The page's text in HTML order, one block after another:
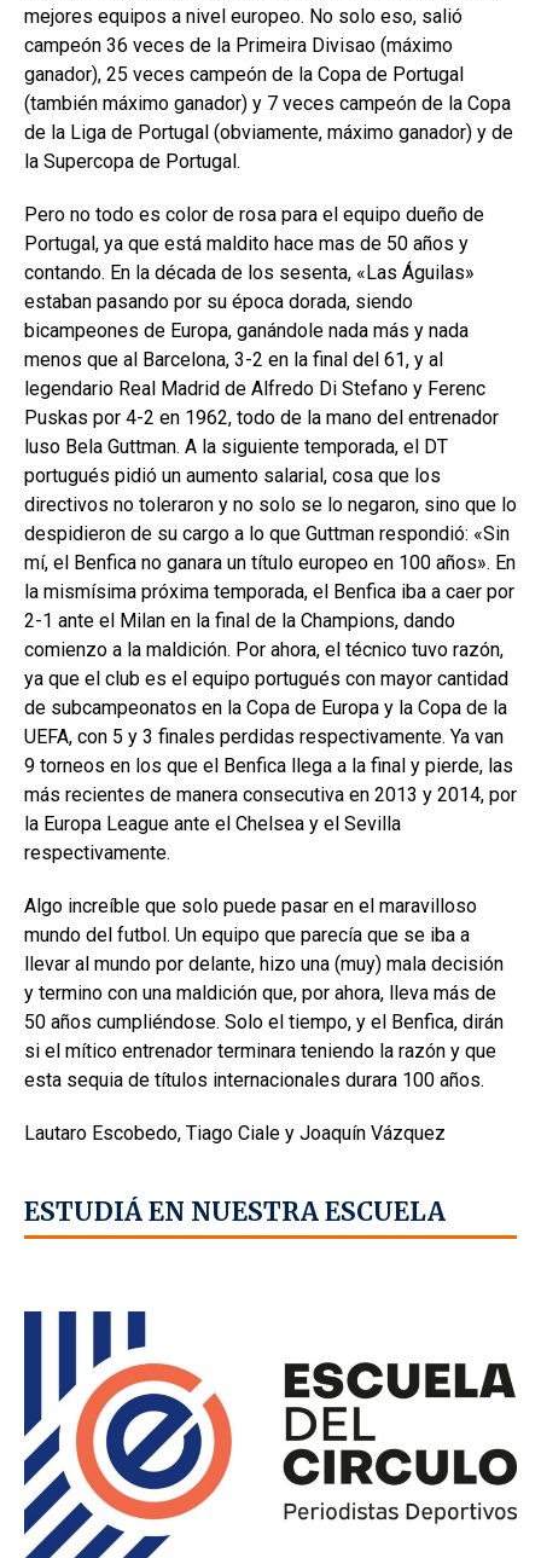
mejores equipos a nivel europeo. No solo eso, salió
campeón 36 veces de la Primeira Divisao (máximo
ganador), 25 veces campeón de la Copa de Portugal
(también máximo ganador) y 7 veces campeón de la Copa
de la Liga de Portugal (obviamente, máximo ganador) y de
la Supercopa de Portugal.
Pero no todo es color de rosa para el equipo dueño de
Portugal, ya que está maldito hace mas de 50 años y
contando. En la década de los sesenta, «Las Águilas»
estaban pasando por su época dorada, siendo
bicampeones de Europa, ganándole nada más y nada
menos que al Barcelona, 3-2 en la final del 61, y al
legendario Real Madrid de Alfredo Di Stefano y Ferenc
Puskas por 4-2 en 1962, todo de la mano del entrenador
luso Bela Guttman. A la siguiente temporada, el DT
portugués pidió un aumento salarial, cosa que los
directivos no toleraron y no solo se lo negaron, sino que lo
despidieron de su cargo a lo que Guttman respondió: «Sin
mí, el Benfica no ganara un título europeo en 100 años». En
la mismísima próxima temporada, el Benfica iba a caer por
2-1 ante el Milan en la final de la Champions, dando
comienzo a la maldición. Por ahora, el técnico tuvo razón,
ya que el club es el equipo portugués con mayor cantidad
de subcampeonatos en la Copa de Europa y la Copa de la
UEFA, con 5 y 3 finales perdidas respectivamente. Ya van
9 torneos en los que el Benfica llega a la final y pierde, las
más recientes de manera consecutiva en 2013 y 2014, por
la Europa League ante el Chelsea y el Sevilla
respectivamente.
Algo increíble que solo puede pasar en el maravilloso
mundo del futbol. Un equipo que parecía que se iba a
llevar al mundo por delante, hizo una (muy) mala decisión
y termino con una maldición que, por ahora, lleva más de
50 años cumpliéndose. Solo el tiempo, y el Benfica, dirán
si el mítico entrenador terminara teniendo la razón y que
esta sequia de títulos internacionales durara 100 años.
Lautaro Escobedo, Tiago Ciale y Joaquín Vázquez
ESTUDIÁ EN NUESTRA ESCUELA